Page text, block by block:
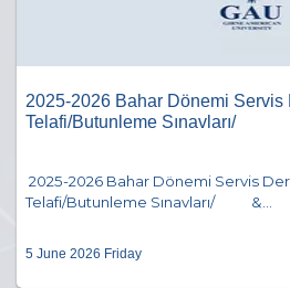
2025-2026 Bahar Dönemi Servis
Telafi/Butunleme Sınavları/
2025-2026 Bahar Dönemi Servis
Telafi/Butunleme Sınavları/ &...
5 June 2026 Friday